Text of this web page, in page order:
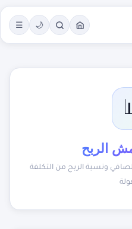
🌙
☰
الربح
ونسبة الربح من التكلفة